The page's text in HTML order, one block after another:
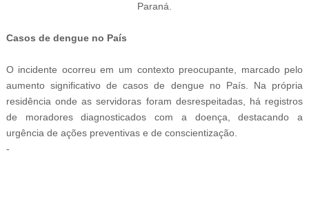
Paraná.
Casos de dengue no País
O incidente ocorreu em um contexto preocupante, marcado pelo
aumento significativo de casos de dengue no País. Na própria
residência onde as servidoras foram desrespeitadas, há registros
de moradores diagnosticados com a doença, destacando a
urgência de ações preventivas e de conscientização.
-